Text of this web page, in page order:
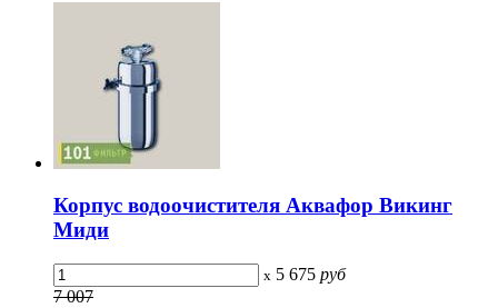
Корпус водоочистителя Аквафор Викинг
Миди
x 5 675 руб
7 007